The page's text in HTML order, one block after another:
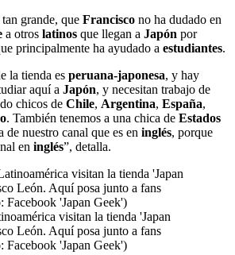
grande, que Francisco no ha dudado en
a otros latinos que llegan a Japón por
principalmente ha ayudado a estudiantes.
la tienda es peruana-japonesa, y hay
aquí a Japón, y necesitan trabajo de
chicos de Chile, Argentina, España,
. También tenemos a una chica de Estados
de nuestro canal que es en inglés, porque
en inglés”, detalla.
visitan la tienda 'Japan
León. Aquí posa junto a fans
Facebook 'Japan Geek')